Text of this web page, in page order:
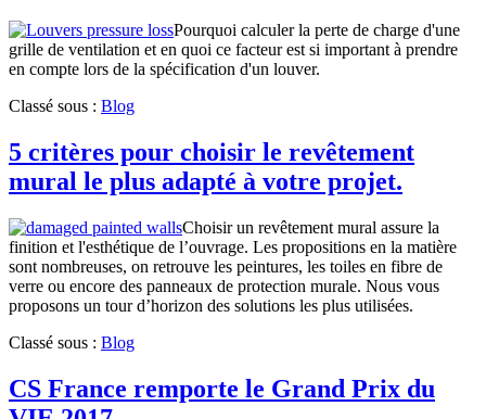
Pourquoi calculer la perte de charge d'une
grille de ventilation et en quoi ce facteur est si important à prendre
en compte lors de la spécification d'un louver.
Classé sous : Blog
5 critères pour choisir le revêtement
mural le plus adapté à votre projet.
Choisir un revêtement mural assure la
finition et l'esthétique de l’ouvrage. Les propositions en la matière
sont nombreuses, on retrouve les peintures, les toiles en fibre de
verre ou encore des panneaux de protection murale. Nous vous
proposons un tour d’horizon des solutions les plus utilisées.
Classé sous : Blog
CS France remporte le Grand Prix du